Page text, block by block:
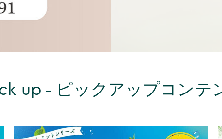
up ピックアップコンテ